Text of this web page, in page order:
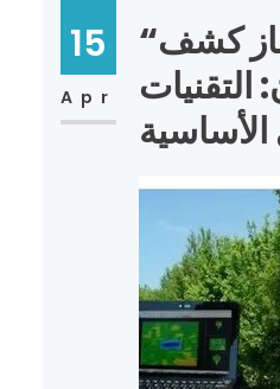
15
Apr
“فكرة عمل جهاز كشف
التقنيات